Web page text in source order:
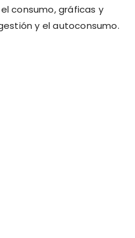
consumo, gráficas y
y el autoconsumo.